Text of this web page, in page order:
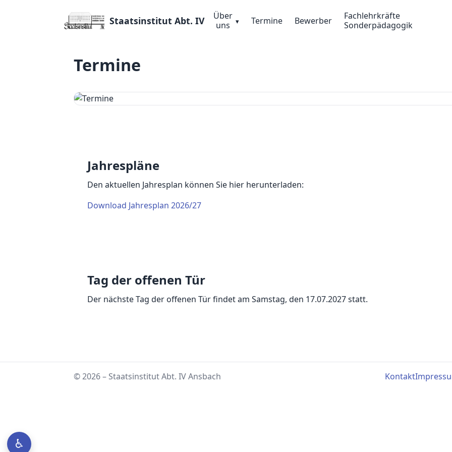
Staatsinstitut Abt. IV
Über
uns
Termine Bewerber
Fachlehrkräfte
Sonderpädagogik
Termine
Jahrespläne
Den aktuellen Jahresplan können Sie hier herunterladen:
Download Jahresplan 2026/27
Tag der offenen Tür
Der nächste Tag der offenen Tür findet am Samstag, den 17.07.2027 statt.
© 2026 – Staatsinstitut Abt. IV Ansbach Kontakt
♿